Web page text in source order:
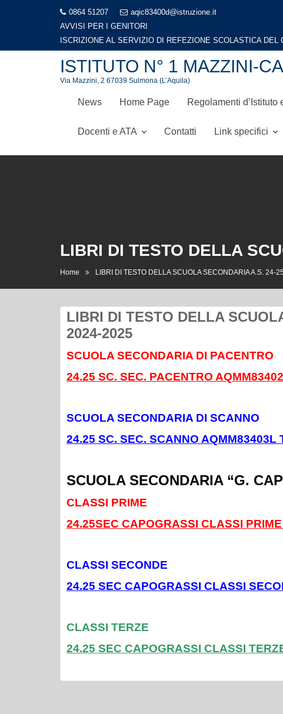
0864 51207
aqic83400d@istruzione.it
AVVISI PER I GENITORI
ISCRIZIONE AL SERVIZIO DI REFEZIONE SCOLASTICA DEL
ISTITUTO N° 1 MAZZINI-
Via Mazzini, 2 67039 Sulmona (L’Aquila)
News Home Page Regolamenti d’Istituto
Docenti e ATA Contatti Link specifici
LIBRI DI TESTO DELLA
Home LIBRI DI TESTO DELLA SCUOLA SECONDARIA A.S. 24-25
LIBRI DI TESTO DELLA
2024-2025
SCUOLA SECONDARIA DI PACENTRO
24.25 SC. SEC. PACENTRO
SCUOLA SECONDARIA DI SCANNO
24.25 SC. SEC. SCANNO
SCUOLA SECONDARIA “G.
CLASSI PRIME
24.25SEC CAPOGRASSI CLASSI
CLASSI SECONDE
24.25 SEC CAPOGRASSI CLASSI
CLASSI TERZE
24.25 SEC CAPOGRASSI CLASSI